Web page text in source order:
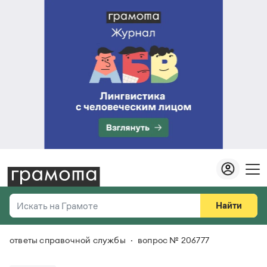
Искать на Грамоте
Справочная служба
Найти
Везде
ответы справочной службы вопрос № 206777